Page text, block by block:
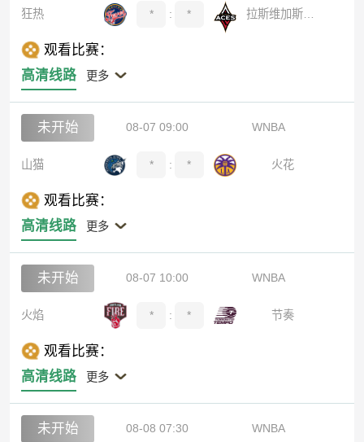
狂热 * : *
观看比赛：
高清线路
更多
未开始 08-07 09:00 WNBA
山猫 * : * 火花
观看比赛：
高清线路
更多
未开始 08-07 10:00 WNBA
火焰 * : * 节奏
观看比赛：
高清线路
更多
未开始 08-08 07:30 WNBA